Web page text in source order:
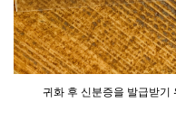
귀화 후 신분증을 발급받